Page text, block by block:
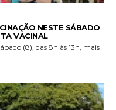
NESTE SÁBADO
VACINAL
(8), das 8h às 13h, mais